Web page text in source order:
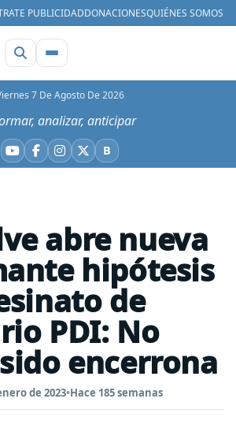
PUBLICIDADDONACIONESQUIÉNES SOMOS
7 De Agosto De 2026
analizar, anticipar
YouTube
Facebook
Instagram
X BBluesky
abre nueva
hipótesis
de
PDI: No
encerrona
de 2023•Hace 185 semanas